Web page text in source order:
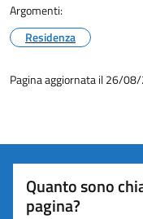
Argomenti:
Residenza
Pagina aggiornata il 26/
Quanto sono
pagina?